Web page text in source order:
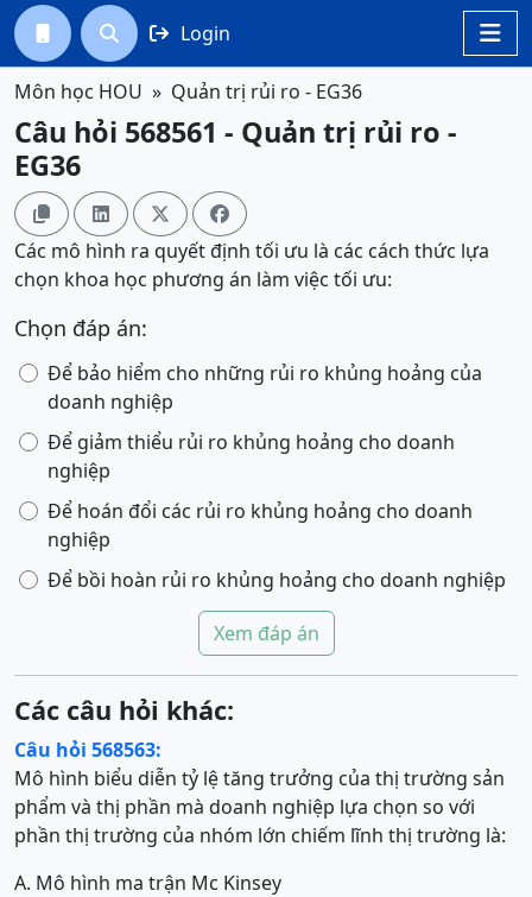

  Login
Môn học HOU Quản trị rủi ro - EG36
Câu hỏi 568561 - Quản trị rủi ro -
EG36
   
Các mô hình ra quyết định tối ưu là các cách thức lựa
chọn khoa học phương án làm việc tối ưu:
Chọn đáp án:
Để bảo hiểm cho những rủi ro khủng hoảng của
doanh nghiệp
Để giảm thiểu rủi ro khủng hoảng cho doanh
nghiệp
Để hoán đổi các rủi ro khủng hoảng cho doanh
nghiệp
Để bồi hoàn rủi ro khủng hoảng cho doanh nghiệp
Xem đáp án
Các câu hỏi khác:
Câu hỏi 568563:
Mô hình biểu diễn tỷ lệ tăng trưởng của thị trường sản
phẩm và thị phần mà doanh nghiệp lựa chọn so với
phần thị trường của nhóm lớn chiếm lĩnh thị trường là:
A. Mô hình ma trận Mc Kinsey